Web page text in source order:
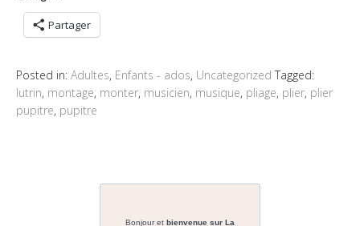
Partager
Posted in: Adultes, Enfants - ados, Uncategorized Tagged:
lutrin, montage, monter, musicien, musique, pliage, plier, plier
pupitre, pupitre